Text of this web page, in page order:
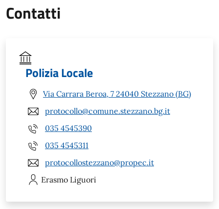
Contatti
Polizia Locale
Via Carrara Beroa, 7 24040 Stezzano (BG)
protocollo@comune.stezzano.bg.it
035 4545390
035 4545311
protocollostezzano@propec.it
Erasmo Liguori